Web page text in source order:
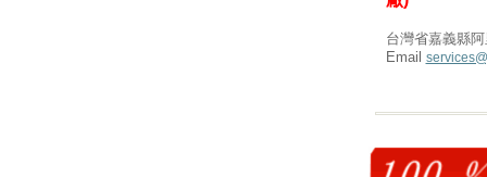
台灣省嘉義縣
Email